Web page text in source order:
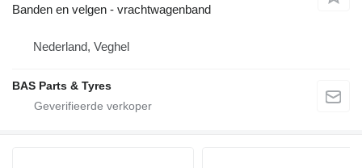
Banden en velgen - vrachtwagenband
Nederland, Veghel
BAS Parts & Tyres